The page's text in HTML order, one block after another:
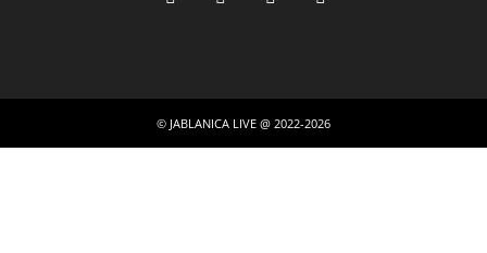
© JABLANICA LIVE @ 2022-2026